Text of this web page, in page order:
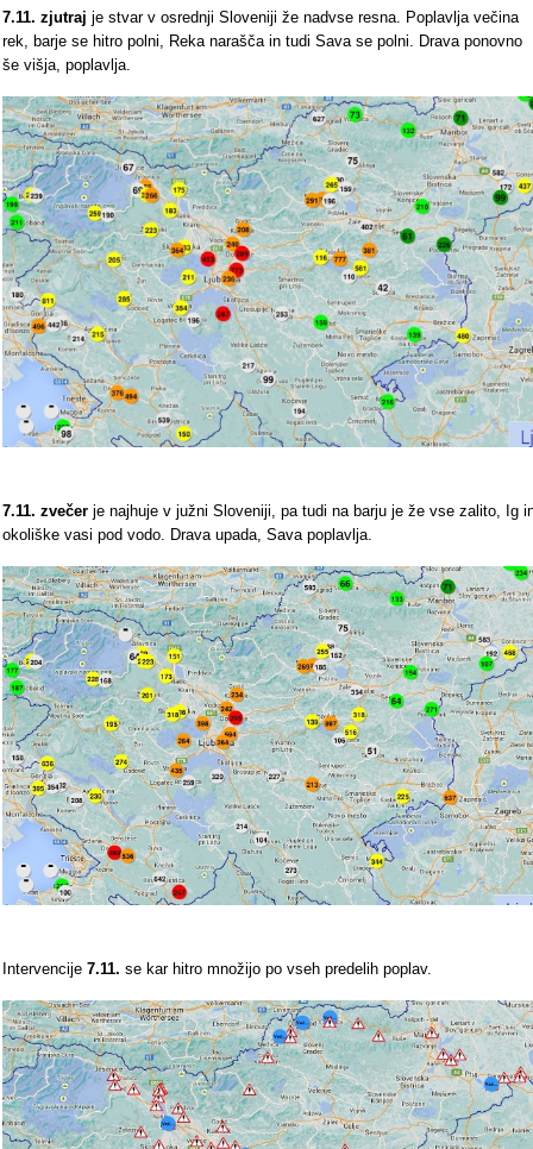
7.11. zjutraj je stvar v osrednji Sloveniji že nadvse resna. Poplavlja večina
rek, barje se hitro polni, Reka narašča in tudi Sava se polni. Drava ponovno
še višja, poplavlja.
7.11. zvečer je najhuje v južni Sloveniji, pa tudi na barju je že vse zalito, Ig
okoliške vasi pod vodo. Drava upada, Sava poplavlja.
Intervencije 7.11. se kar hitro množijo po vseh predelih poplav.